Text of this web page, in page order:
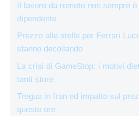
Il lavoro da remoto non sempre
dipendente
Prezzo alle stelle per Ferrari
stanno decollando
La crisi di GameStop: i motivi
tanti store
Tregua in Iran ed impatto sul
queste ore